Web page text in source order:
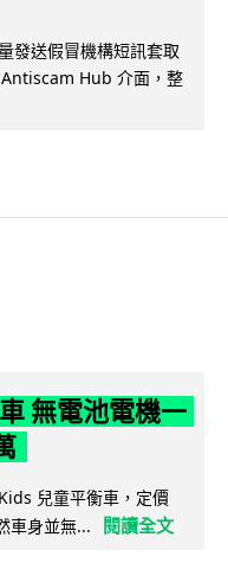
發送假冒機構短訊套取
Hub 介面，整
無電池電機一
兒童平衡車，定價
車身並無...
閱讀全文